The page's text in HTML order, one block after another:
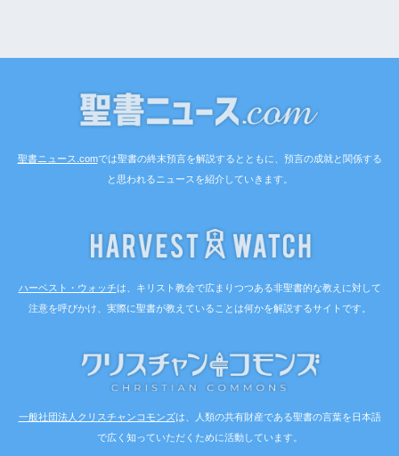
聖書ニュース.comでは聖書の終末預言を解説するとともに、預言の成就と関係する
と思われるニュースを紹介していきます。
ハーベスト・ウォッチは、キリスト教会で広まりつつある非聖書的な教えに対して
注意を呼びかけ、実際に聖書が教えていることは何かを解説するサイトです。
一般社団法人クリスチャンコモンズは、人類の共有財産である聖書の言葉を日本語
で広く知っていただくために活動しています。